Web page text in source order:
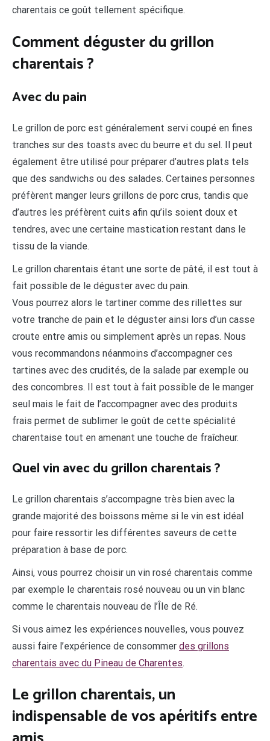
charentais ce goût tellement spécifique.
Comment déguster du grillon
charentais ?
Avec du pain
Le grillon de porc est généralement servi coupé en fines
tranches sur des toasts avec du beurre et du sel. Il peut
également être utilisé pour préparer d’autres plats tels
que des sandwichs ou des salades. Certaines personnes
préfèrent manger leurs grillons de porc crus, tandis que
d’autres les préfèrent cuits afin qu’ils soient doux et
tendres, avec une certaine mastication restant dans le
tissu de la viande.
Le grillon charentais étant une sorte de pâté, il est tout à
fait possible de le déguster avec du pain.
Vous pourrez alors le tartiner comme des rillettes sur
votre tranche de pain et le déguster ainsi lors d’un casse
croute entre amis ou simplement après un repas. Nous
vous recommandons néanmoins d’accompagner ces
tartines avec des crudités, de la salade par exemple ou
des concombres. Il est tout à fait possible de le manger
seul mais le fait de l’accompagner avec des produits
frais permet de sublimer le goût de cette spécialité
charentaise tout en amenant une touche de fraîcheur.
Quel vin avec du grillon charentais ?
Le grillon charentais s’accompagne très bien avec la
grande majorité des boissons même si le vin est idéal
pour faire ressortir les différentes saveurs de cette
préparation à base de porc.
Ainsi, vous pourrez choisir un vin rosé charentais comme
par exemple le charentais rosé nouveau ou un vin blanc
comme le charentais nouveau de l’Île de Ré.
Si vous aimez les expériences nouvelles, vous pouvez
aussi faire l’expérience de consommer des grillons
charentais avec du Pineau de Charentes.
Le grillon charentais, un
indispensable de vos apéritifs entre